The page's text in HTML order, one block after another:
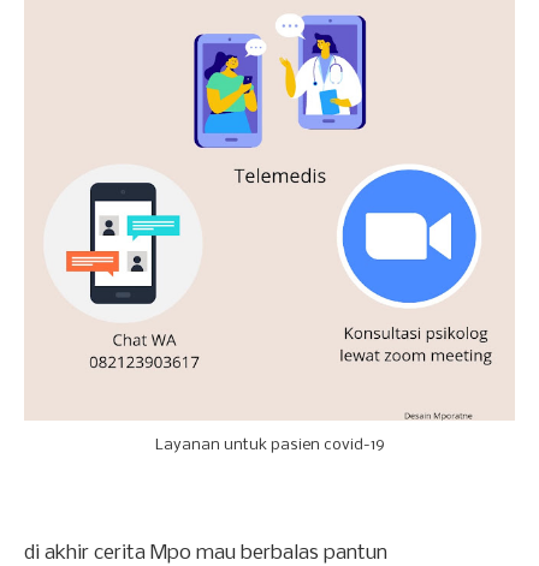
Layanan untuk pasien covid-19
di akhir cerita Mpo mau berbalas pantun